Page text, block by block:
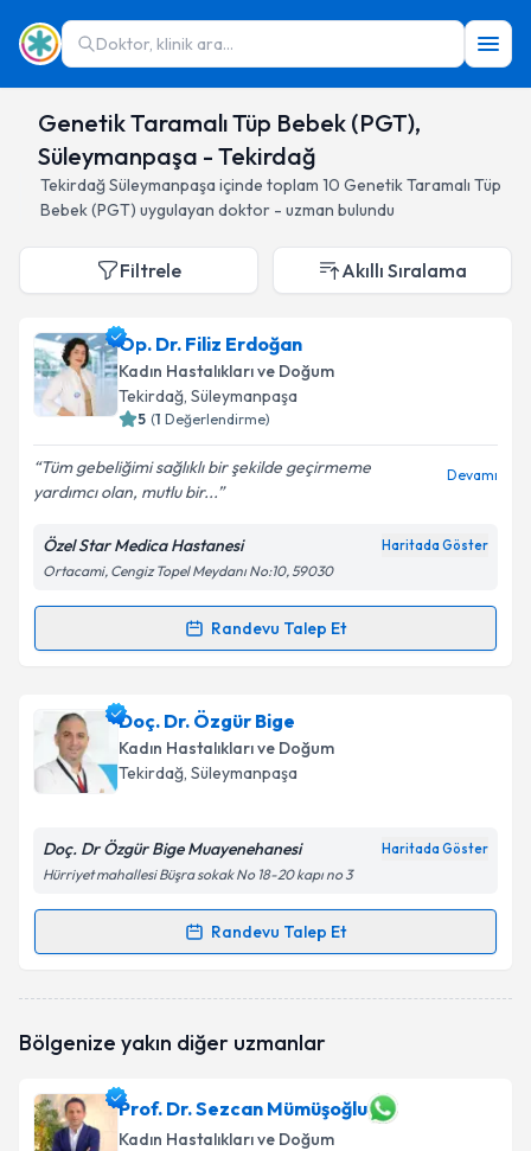
Doktor, klinik ara...
Genetik Taramalı Tüp Bebek (PGT),
Süleymanpaşa - Tekirdağ
TekirdağSüleymanpaşa içinde toplam 10 Genetik Taramalı Tüp
Bebek (PGT) uygulayan doktor - uzman bulundu
Filtrele Akıllı Sıralama
Op. Dr. Filiz Erdoğan
Kadın Hastalıkları ve Doğum
Tekirdağ, Süleymanpaşa
5 (1 Değerlendirme)
Tüm gebeliğimi sağlıklı bir şekilde geçirmeme
yardımcı olan, mutlu bir...
Devamı
Özel Star Medica Hastanesi Haritada Göster
Ortacami, Cengiz Topel Meydanı No:10, 59030
Randevu Talep Et
Randevu Takvimi Talebi
Op. Dr. Filiz Erdoğan için randevu takvimi talebi
oluşturun. Size bu uzmandan randevu almanız için bir
takvim hazırlandığında e-posta ile bilgilendireceğiz.
Kişisel verilerimin işlenmesine ilişkin
Metni'ni okudum ve kişisel verilerimin belirtilen
Takvim Talebini Gönder
Doç. Dr. Özgür Bige
Kadın Hastalıkları ve Doğum
Tekirdağ, Süleymanpaşa
Doç. Dr Özgür Bige Muayenehanesi Haritada Göster
Hürriyet mahallesi Büşra sokak No 18-20 kapı no 3
Randevu Talep Et
Randevu Takvimi Talebi
oluşturun. Size bu uzmandan randevu almanız için bir
E-posta Adresiniz
Bölgenize yakın diğer uzmanlar
Prof. Dr. Sezcan Mümüşoğlu
Kadın Hastalıkları ve Doğum